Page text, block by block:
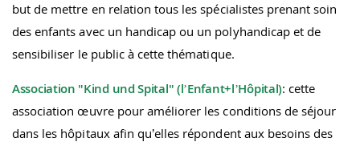
but de mettre en relation tous les spécialistes prenant soin
des enfants avec un handicap ou un polyhandicap et de
sensibiliser le public à cette thématique.
Association "Kind und Spital" (l’Enfant+l’Hôpital): cette
association œuvre pour améliorer les conditions de séjour
dans les hôpitaux afin qu’elles répondent aux besoins des